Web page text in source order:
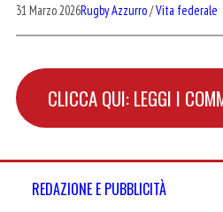
31 Marzo 2026Rugby Azzurro/Vita federale
CLICCA QUI: LEGGI I
REDAZIONE E PUBBLICITÀ